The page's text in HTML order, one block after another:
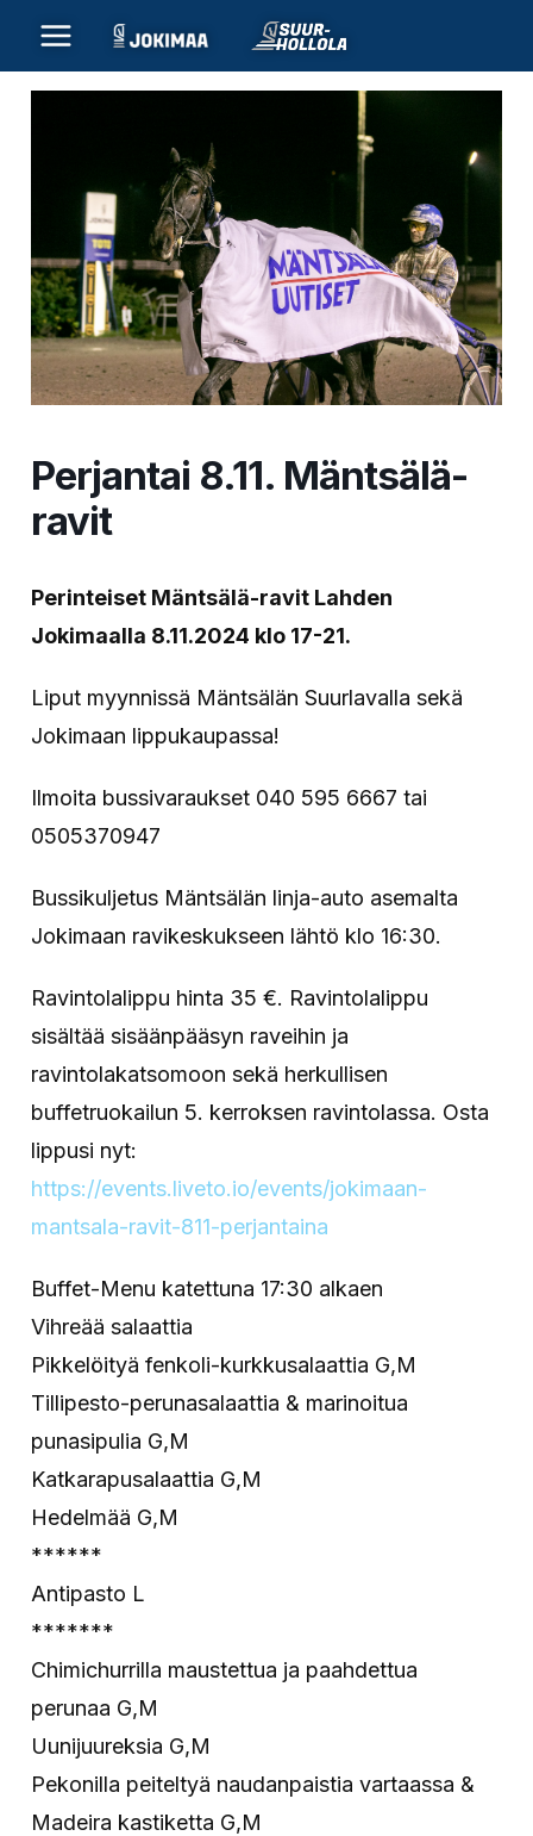
sisältöön
Perjantai 8.11. Mäntsälä-
ravit
Perinteiset Mäntsälä-ravit Lahden
Jokimaalla 8.11.2024 klo 17-21.
Liput myynnissä Mäntsälän Suurlavalla sekä
Jokimaan lippukaupassa!
Ilmoita bussivaraukset 040 595 6667 tai
0505370947
Bussikuljetus Mäntsälän linja-auto asemalta
Jokimaan ravikeskukseen lähtö klo 16:30.
Ravintolalippu hinta 35 €. Ravintolalippu
sisältää sisäänpääsyn raveihin ja
ravintolakatsomoon sekä herkullisen
buffetruokailun 5. kerroksen ravintolassa. Osta
lippusi nyt:
https://events.liveto.io/events/jokimaan-
mantsala-ravit-811-perjantaina
Buffet-Menu katettuna 17:30 alkaen
Vihreää salaattia
Pikkelöityä fenkoli-kurkkusalaattia G,M
Tillipesto-perunasalaattia & marinoitua
punasipulia G,M
Katkarapusalaattia G,M
Hedelmää G,M
******
Antipasto L
*******
Chimichurrilla maustettua ja paahdettua
perunaa G,M
Uunijuureksia G,M
Pekonilla peiteltyä naudanpaistia vartaassa &
Madeira kastiketta G,M